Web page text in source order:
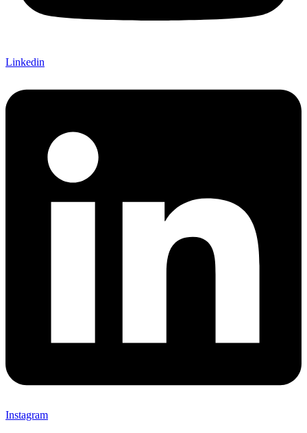
Linkedin
Instagram